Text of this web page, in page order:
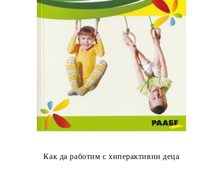
Как да работим с хиперактивни деца